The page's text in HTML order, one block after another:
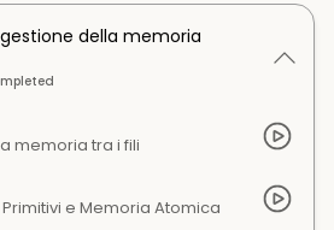
della memoria
memoria tra i fili
e Memoria Atomica